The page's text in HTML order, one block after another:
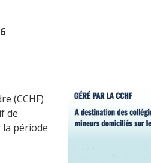
(CCHF)
de
la période